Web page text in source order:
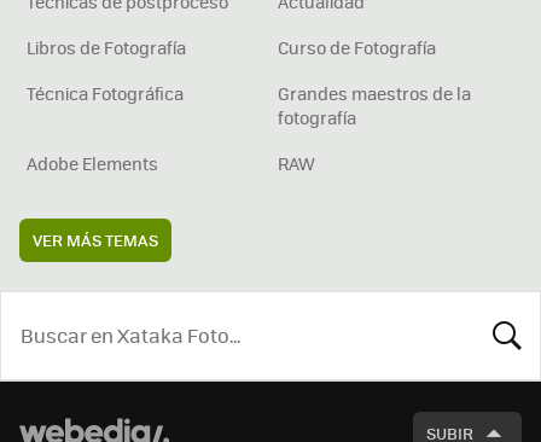
Libros de Fotografía
Curso de Fotografía
Técnica Fotográfica
Grandes maestros de la
fotografía
Adobe Elements
RAW
VER MÁS TEMAS
SUBIR